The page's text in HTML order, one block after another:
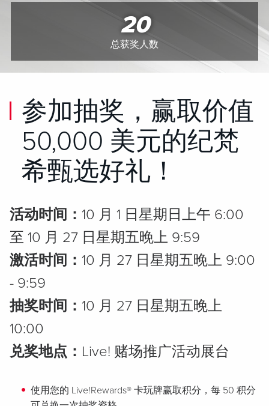
20
总获奖人数
参加抽奖，赢取价值
50,000 美元的纪梵
希甄选好礼！
活动时间： 10 月 1 日星期日上午 6:00
至 10 月 27 日星期五晚上 9:59
激活时间： 10 月 27 日星期五晚上 9:00
- 9:59
抽奖时间： 10 月 27 日星期五晚上
10:00
兑奖地点： Live! 赌场推广活动展台
使用您的 Live!Rewards® 卡玩牌赢取积分，每 50 积分